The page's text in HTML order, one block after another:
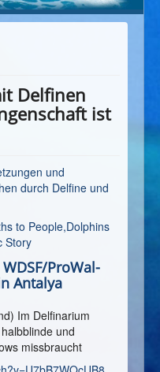
Delfinen
ist
und
durch Delfine und
to People,Dolphins
Story
ProWal-
Antalya
Im Delfinarium
und
missbraucht